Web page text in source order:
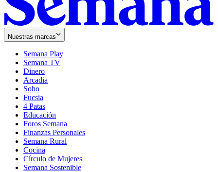
Nuestras marcas
Semana Play
Semana TV
Dinero
Arcadia
Soho
in
new
window
Fucsia
in
new
window
4 Patas
Educación
Foros Semana
Finanzas Personales
Semana Rural
Cocina
Círculo de Mujeres
Semana Sostenible